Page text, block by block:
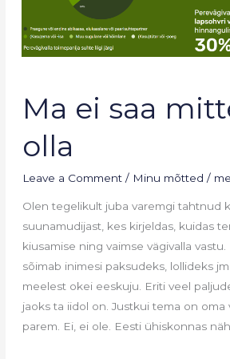
Ma ei saa
olla
Leave a Comment / Minu mõtted /
Olen tegelikult juba varemgi tahtnud
suunamudijast, kes kirjeldas, kuidas
kiusamise ning vaimse vägivalla vastu.
sõimab inimesi paksudeks, lollideks
meelest okei eeskuju. Eriti veel
jaoks ta iidol on. Justkui tema on oma
parem. Ei, ei ole. Eesti ühiskonnas
ei
saa
mitte
olla